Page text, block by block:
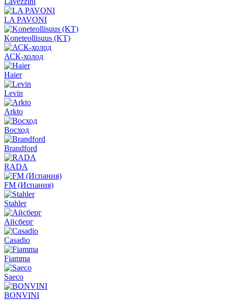
LA PAVONI
Koneteollisuus (KT)
АСК-холод
Haier
Levin
Arkto
Восход
Brandford
RADA
FM (Испания)
Stahler
Айсберг
Casadio
Fiamma
Saeco
BONVINI